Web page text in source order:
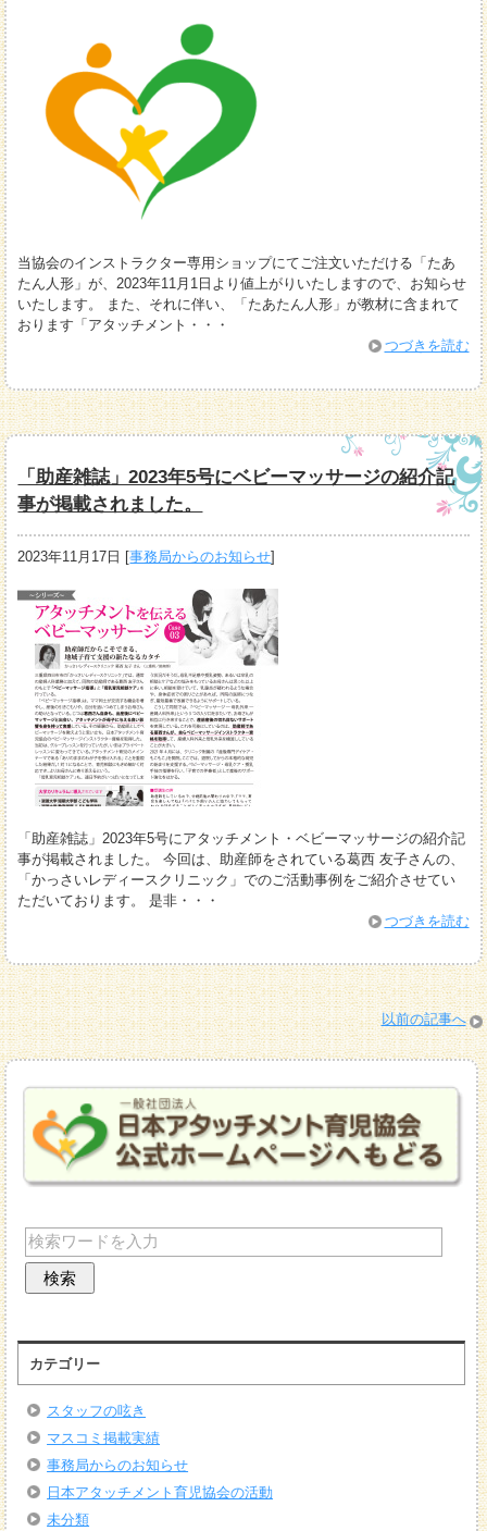
当協会のインストラクター専用ショップにてご注文いただける「たあ
たん人形」が、2023年11月1日より値上がりいたしますので、お知らせ
いたします。 また、それに伴い、「たあたん人形」が教材に含まれて
おります「アタッチメント・・・
つづきを読む
「助産雑誌」2023年5号にベビーマッサージの紹介記
事が掲載されました。
2023年11月17日 [事務局からのお知らせ]
「助産雑誌」2023年5号にアタッチメント・ベビーマッサージの紹介記
事が掲載されました。 今回は、助産師をされている葛西 友子さんの、
「かっさいレディースクリニック」でのご活動事例をご紹介させてい
ただいております。 是非・・・
つづきを読む
以前の記事へ
カテゴリー
スタッフの呟き
マスコミ掲載実績
事務局からのお知らせ
日本アタッチメント育児協会の活動
未分類